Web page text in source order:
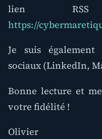
lien
https://
Je suis
sociaux (LinkedIn,
Bonne lecture et
votre fidélité !
Olivier